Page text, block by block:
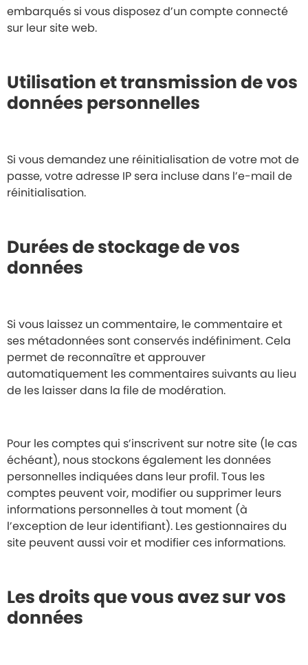
embarqués si vous disposez d’un compte connecté
sur leur site web.
Utilisation et transmission de vos
données personnelles
Si vous demandez une réinitialisation de votre mot de
passe, votre adresse IP sera incluse dans l’e-mail de
réinitialisation.
Durées de stockage de vos
données
Si vous laissez un commentaire, le commentaire et
ses métadonnées sont conservés indéfiniment. Cela
permet de reconnaître et approuver
automatiquement les commentaires suivants au lieu
de les laisser dans la file de modération.
Pour les comptes qui s’inscrivent sur notre site (le cas
échéant), nous stockons également les données
personnelles indiquées dans leur profil. Tous les
comptes peuvent voir, modifier ou supprimer leurs
informations personnelles à tout moment (à
l’exception de leur identifiant). Les gestionnaires du
site peuvent aussi voir et modifier ces informations.
Les droits que vous avez sur vos
données